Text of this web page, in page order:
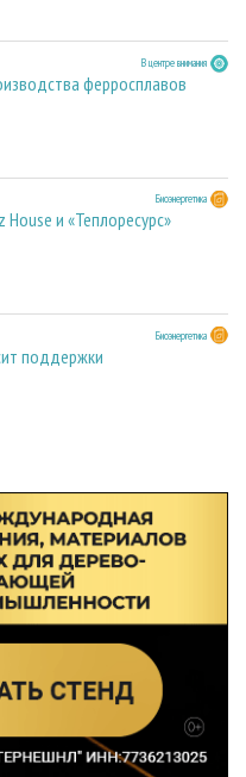
В центре внимания
ферросплавов
Биоэнергетика
и «Теплоресурс»
Биоэнергетика
поддержки